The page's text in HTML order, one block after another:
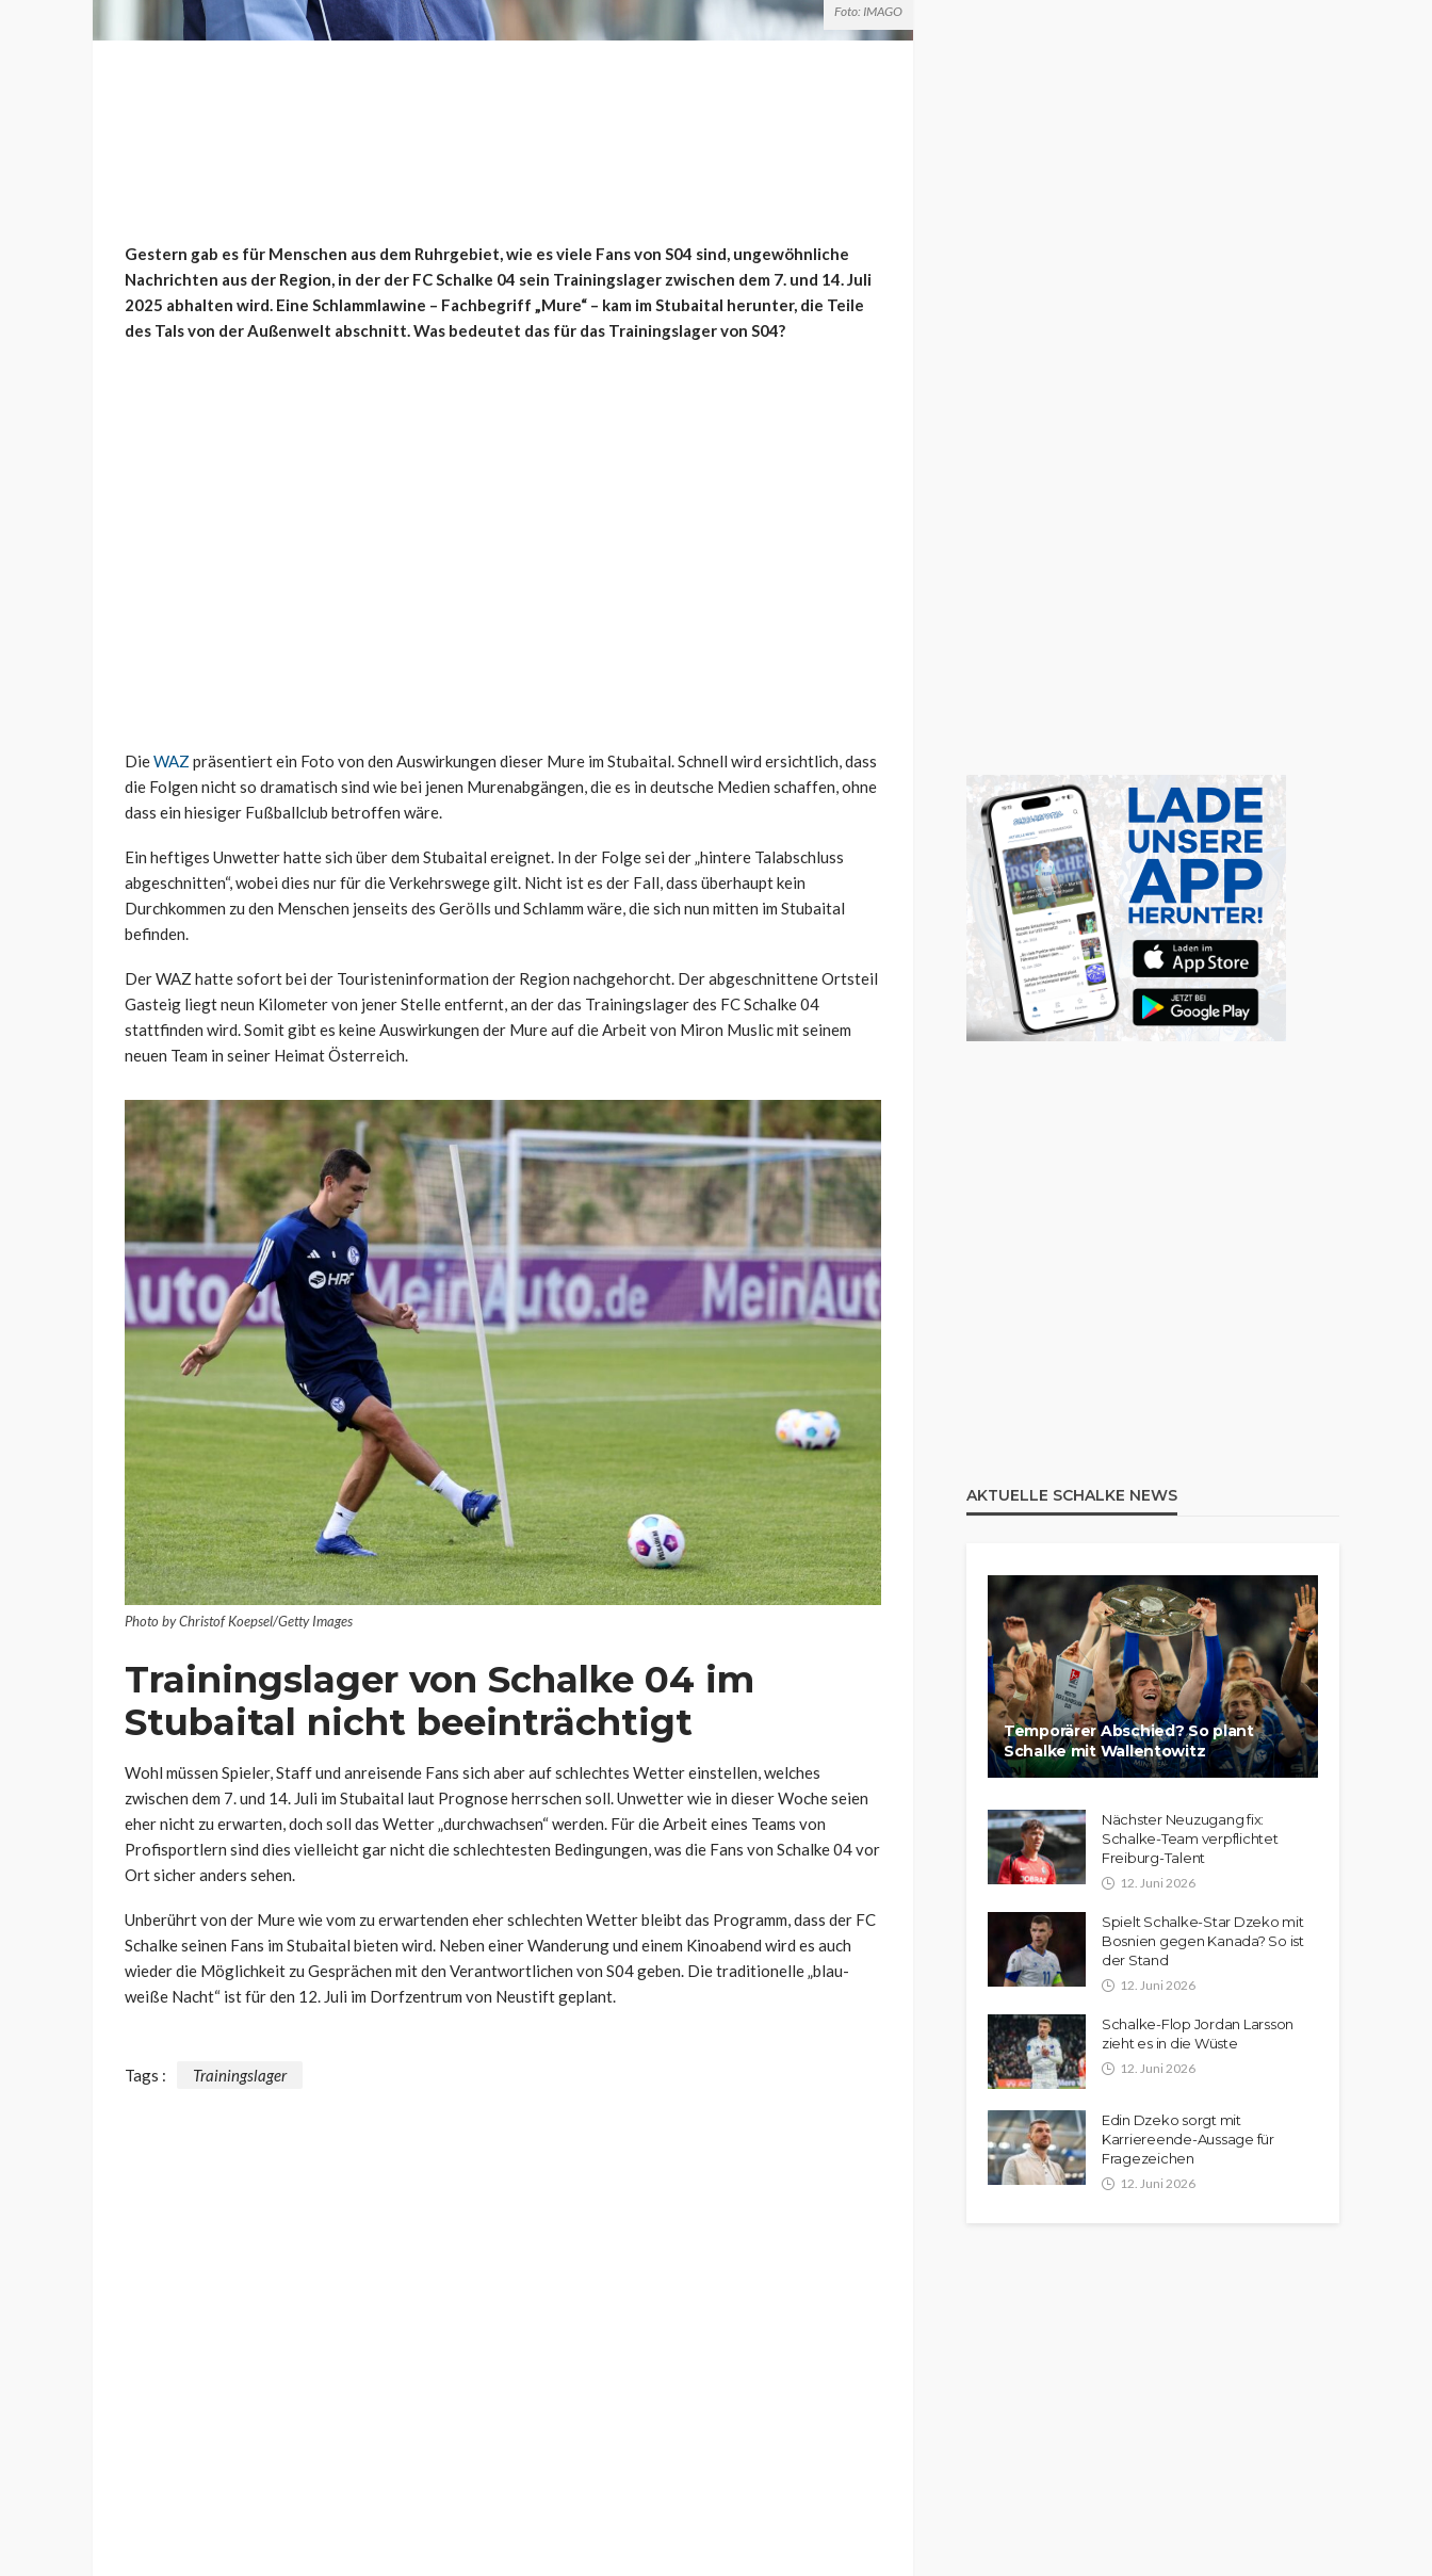
Foto: IMAGO
Gestern gab es für Menschen aus dem Ruhrgebiet, wie es viele Fans von S04 sind, ungewöhnliche
Nachrichten aus der Region, in der der FC Schalke 04 sein Trainingslager zwischen dem 7. und 14. Juli
2025 abhalten wird. Eine Schlammlawine – Fachbegriff „Mure“ – kam im Stubaital herunter, die Teile
des Tals von der Außenwelt abschnitt. Was bedeutet das für das Trainingslager von S04?
DieWAZ präsentiert ein Foto von den Auswirkungen dieser Mure im Stubaital. Schnell wird ersichtlich, dass
die Folgen nicht so dramatisch sind wie bei jenen Murenabgängen, die es in deutsche Medien schaffen, ohne
dass ein hiesiger Fußballclub betroffen wäre.
Ein heftiges Unwetter hatte sich über dem Stubaital ereignet. In der Folge sei der „hintere Talabschluss
abgeschnitten“, wobei dies nur für die Verkehrswege gilt. Nicht ist es der Fall, dass überhaupt kein
Durchkommen zu den Menschen jenseits des Gerölls und Schlamm wäre, die sich nun mitten im Stubaital
befinden.
Der WAZ hatte sofort bei der Touristeninformation der Region nachgehorcht. Der abgeschnittene Ortsteil
Gasteig liegt neun Kilometer von jener Stelle entfernt, an der das Trainingslager des FC Schalke 04
stattfinden wird. Somit gibt es keine Auswirkungen der Mure auf die Arbeit von Miron Muslic mit seinem
neuen Team in seiner Heimat Österreich.
Photo by Christof Koepsel/Getty Images
Trainingslager von Schalke 04 im
Stubaital nicht beeinträchtigt
Wohl müssen Spieler, Staff und anreisende Fans sich aber auf schlechtes Wetter einstellen, welches
zwischen dem 7. und 14. Juli im Stubaital laut Prognose herrschen soll. Unwetter wie in dieser Woche seien
eher nicht zu erwarten, doch soll das Wetter „durchwachsen“ werden. Für die Arbeit eines Teams von
Profisportlern sind dies vielleicht gar nicht die schlechtesten Bedingungen, was die Fans von Schalke 04 vor
Ort sicher anders sehen.
Unberührt von der Mure wie vom zu erwartenden eher schlechten Wetter bleibt das Programm, dass der FC
Schalke seinen Fans im Stubaital bieten wird. Neben einer Wanderung und einem Kinoabend wird es auch
wieder die Möglichkeit zu Gesprächen mit den Verantwortlichen von S04 geben. Die traditionelle „blau-
weiße Nacht“ ist für den 12. Juli im Dorfzentrum von Neustift geplant.
Tags : Trainingslager
AKTUELLE SCHALKE NEWS
Temporärer Abschied? So plant
Schalke mit Wallentowitz
Nächster Neuzugang fix:
Schalke-Team verpflichtet
Freiburg-Talent
12. Juni 2026
Spielt Schalke-Star Dzeko mit
Bosnien gegen Kanada? So ist
der Stand
12. Juni 2026
Schalke-Flop Jordan Larsson
zieht es in die Wüste
12. Juni 2026
Edin Dzeko sorgt mit
Karriereende-Aussage für
Fragezeichen
12. Juni 2026